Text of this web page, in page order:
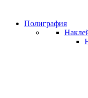
Полиграфия